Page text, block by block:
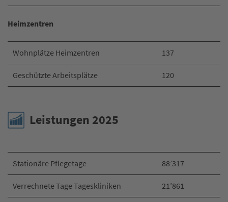
Heimzentren
Wohnplätze Heimzentren 137
Geschützte Arbeitsplätze 120
Leistungen 2025
Stationäre Pflegetage 88’317
Verrechnete Tage Tageskliniken 21’861